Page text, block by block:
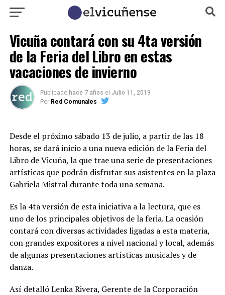
Vicuña contará con su 4ta versión
de la Feria del Libro en estas
vacaciones de invierno
Publicado hace 7 años el Julio 11, 2019
Por Red Comunales
Desde el próximo sábado 13 de julio, a partir de las 18
horas, se dará inicio a una nueva edición de la Feria del
Libro de Vicuña, la que trae una serie de presentaciones
artísticas que podrán disfrutar sus asistentes en la plaza
Gabriela Mistral durante toda una semana.
Es la 4ta versión de esta iniciativa a la lectura, que es
uno de los principales objetivos de la feria. La ocasión
contará con diversas actividades ligadas a esta materia,
con grandes expositores a nivel nacional y local, además
de algunas presentaciones artísticas musicales y de
danza.
Así detalló Lenka Rivera, Gerente de la Corporación